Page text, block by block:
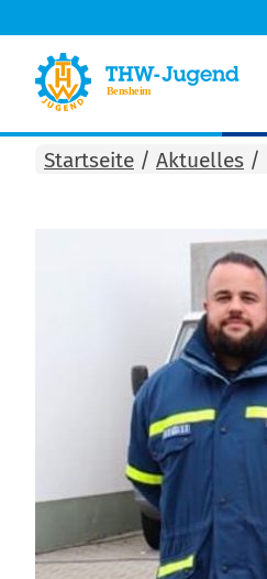
Startseite / Aktuelles /